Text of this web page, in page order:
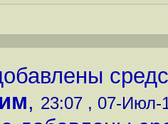
, 23:07 , 07-Июл-